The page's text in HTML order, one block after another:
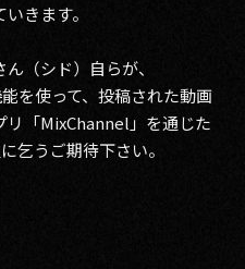
きます。
（シド）自らが、
を使って、投稿された動画
「MixChannel」を通じた
乞うご期待下さい。